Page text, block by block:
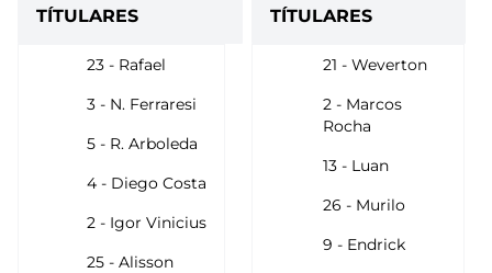
TÍTULARES
23 - Rafael
3 - N. Ferraresi
5 - R. Arboleda
4 - Diego Costa
2 - Igor Vinicius
25 - Alisson
TÍTULARES
21 - Weverton
2 - Marcos
Rocha
13 - Luan
26 - Murilo
9 - Endrick